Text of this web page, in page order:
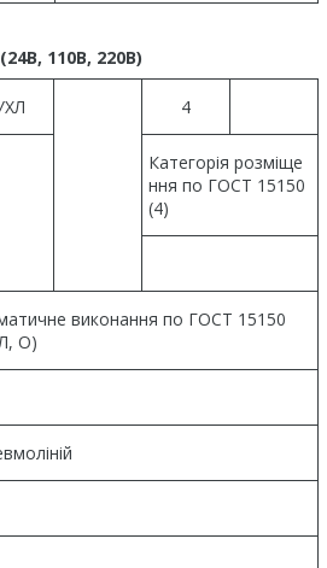
110В, 220В)
4
Категорія розміще
ння по ГОСТ 15150
(4)
виконання по ГОСТ 15150
О)